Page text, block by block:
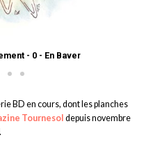
- 0 - En Baver
BD en cours, dont les planches
Tournesol depuis novembre